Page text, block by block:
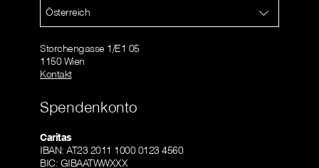
Österreich
Storchengasse 1/E1 05
1150 Wien
Kontakt
Spendenkonto
Caritas
IBAN: AT23 2011 1000 0123 4560
BIC: GIBAATWWXXX